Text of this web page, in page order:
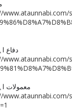
www.ataunnabi.com/
��
www.ataunnabi.com/
��
www.ataunnabi.com/